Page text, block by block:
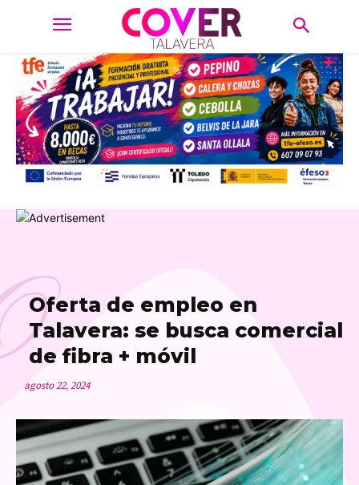
Oferta de empleo en
Talavera: se busca comercial
de fibra + móvil
agosto 22, 2024